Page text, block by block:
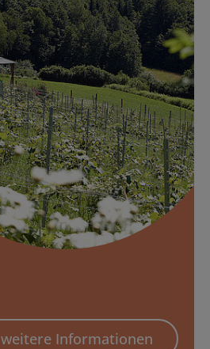
weitere Informationen